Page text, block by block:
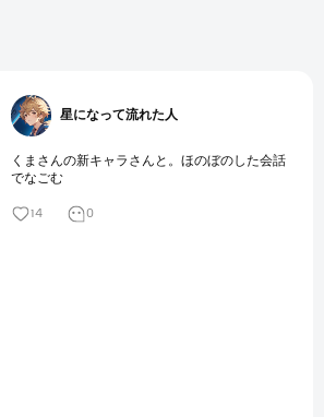
星になって流れた人
くまさんの新キャラさんと。ほのぼのした会話
でなごむ
14 0